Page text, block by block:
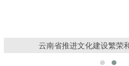
云南省文化旅游发展情